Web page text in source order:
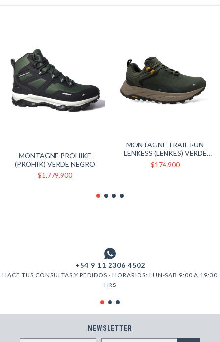
MONTAGNE PROHIKE
(PROHIK) VERDE NEGRO
$1.779.900
MONTAGNE TRAIL RUN
LENKESS (LENKES) VERDE
MILITAR
$174.900
+54 9 11 2306 4502
HACE TUS CONSULTAS Y PEDIDOS - HORARIOS: LUN-SAB 9:00 A 19:30
HRS
NEWSLETTER